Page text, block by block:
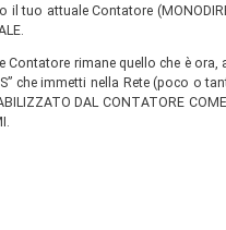
il tuo attuale Contatore
Contatore rimane quello che è ora,
che immetti nella Rete (poco o
DAL CONTATORE